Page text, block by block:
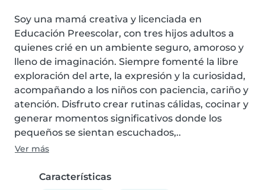
Soy una mamá creativa y licenciada en
Educación Preescolar, con tres hijos adultos a
quienes crié en un ambiente seguro, amoroso y
lleno de imaginación. Siempre fomenté la libre
exploración del arte, la expresión y la curiosidad,
acompañando a los niños con paciencia, cariño y
atención. Disfruto crear rutinas cálidas, cocinar y
generar momentos significativos donde los
pequeños se sientan escuchados,..
Ver más
Características